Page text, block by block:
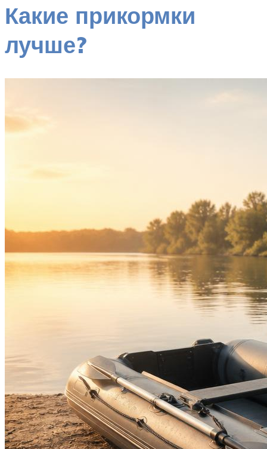
Какие прикормки
лучше?